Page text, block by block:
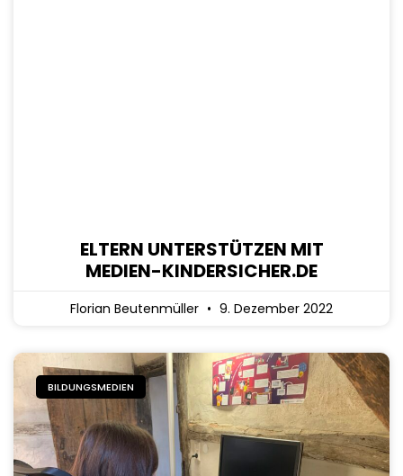
ELTERN UNTERSTÜTZEN MIT
MEDIEN-KINDERSICHER.DE
Florian Beutenmüller 9. Dezember 2022
BILDUNGSMEDIEN